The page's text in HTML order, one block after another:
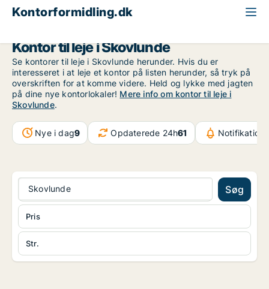
Kontorformidling.dk
Kontor til leje i Skovlunde
Se kontorer til leje i Skovlunde herunder. Hvis du er
interesseret i at leje et kontor på listen herunder, så tryk på
overskriften for at komme videre. Held og lykke med jagten
på dine nye kontorlokaler! Mere info om kontor til leje i
Skovlunde.
Nye i dag9 Opdaterede 24h61
Skovlunde Søg
Str.
Pris